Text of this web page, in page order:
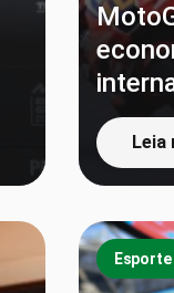
Leia
Esporte